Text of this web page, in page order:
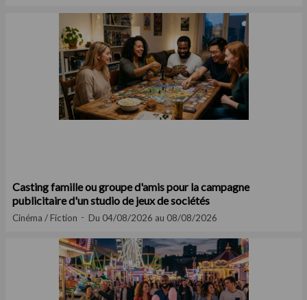
Casting famille ou groupe d'amis pour la campagne
publicitaire d'un studio de jeux de sociétés
Cinéma / Fiction Du 04/08/2026 au 08/08/2026